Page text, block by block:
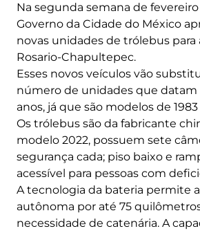
Na segunda semana de fevereiro
Governo da Cidade do México
novas unidades de trólebus para
Rosario-Chapultepec.
Esses novos veículos vão
número de unidades que datam
anos, já que são modelos de 1983
Os trólebus são da fabricante
modelo 2022, possuem sete
segurança cada; piso baixo e
acessível para pessoas com
A tecnologia da bateria permite
autônoma por até 75
necessidade de catenária. A